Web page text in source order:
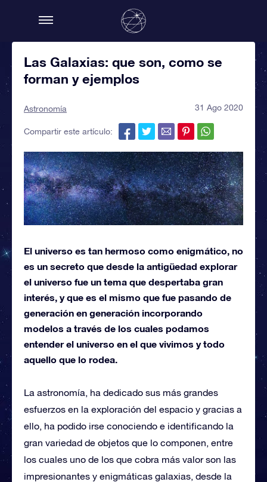
Las Galaxias: que son, como se
forman y ejemplos
Astronomía 31 Ago 2020
Compartir este artículo:
El universo es tan hermoso como enigmático, no
es un secreto que desde la antigüedad explorar
el universo fue un tema que despertaba gran
interés, y que es el mismo que fue pasando de
generación en generación incorporando
modelos a través de los cuales podamos
entender el universo en el que vivimos y todo
aquello que lo rodea.
La astronomía, ha dedicado sus más grandes
esfuerzos en la exploración del espacio y gracias a
ello, ha podido irse conociendo e identificando la
gran variedad de objetos que lo componen, entre
los cuales uno de los que cobra más valor son las
impresionantes y enigmáticas galaxias, desde la